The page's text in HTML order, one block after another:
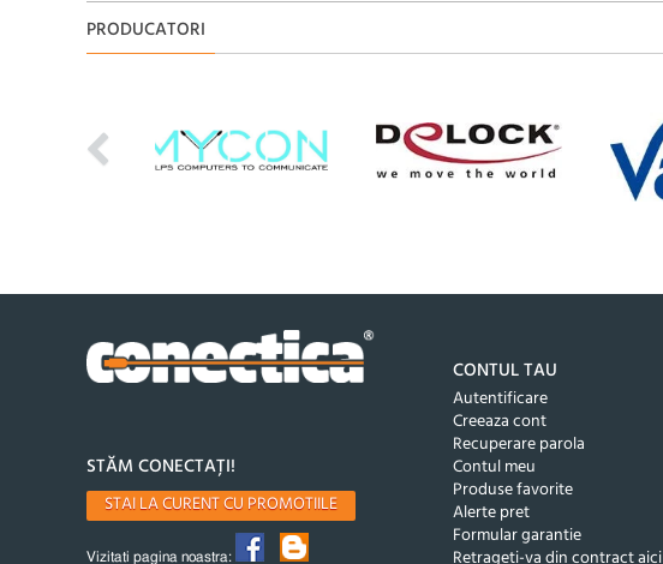
PRODUCATORI
STĂM CONECTAȚI!
STAI LA CURENT CU PROMOTIILE
Vizitati pagina noastra:
CONTUL TAU
Autentificare
Creeaza cont
Recuperare parola
Contul meu
Produse favorite
Alerte pret
Formular garantie